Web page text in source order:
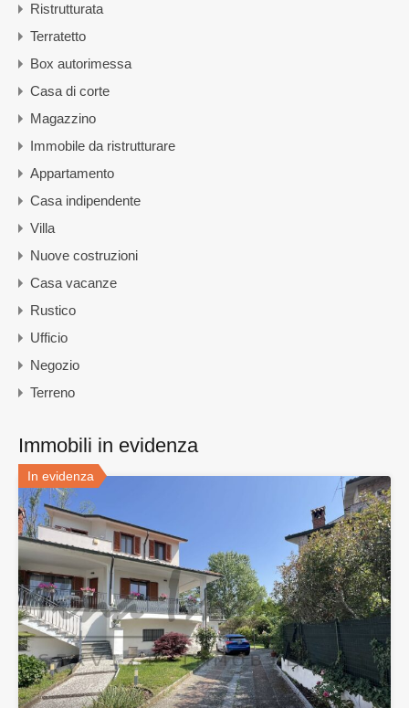
Ristrutturata
Terratetto
Box autorimessa
Casa di corte
Magazzino
Immobile da ristrutturare
Appartamento
Casa indipendente
Villa
Nuove costruzioni
Casa vacanze
Rustico
Ufficio
Negozio
Terreno
Immobili in evidenza
In evidenza